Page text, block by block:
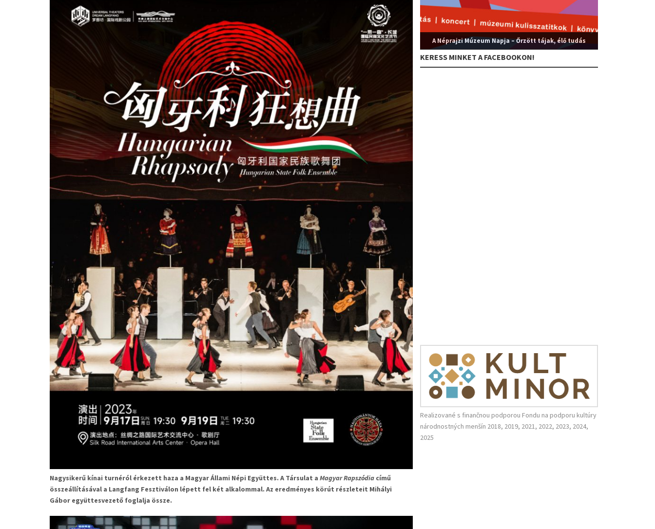
Nagysikerű kínai turnéról érkezett haza a Magyar Állami Népi Együttes. A Társulat a Magyar Rapszódia című
összeállításával a Langfang Fesztiválon lépett fel két alkalommal. Az eredményes körút részleteit Mihályi
Gábor együttesvezető foglalja össze.
A Néprajzi Múzeum Napja – Őrzött tájak, élő tudás
KERESS MINKET A FACEBOOKON!
Realizované s finančnou podporou Fondu na podporu kultúry
národnostných menšín 2018, 2019, 2021, 2022, 2023, 2024,
2025